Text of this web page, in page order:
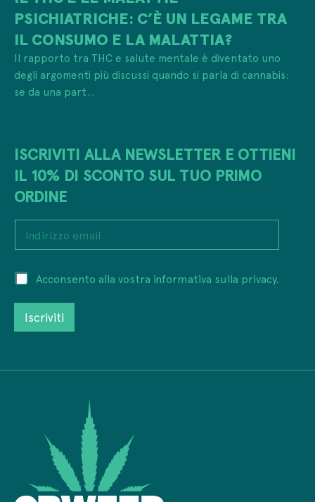
PSICHIATRICHE: C’È UN LEGAME TRA
IL CONSUMO E LA MALATTIA?
Il rapporto tra THC e salute mentale è diventato uno
degli argomenti più discussi quando si parla di cannabis:
se da una part...
ISCRIVITI ALLA NEWSLETTER E OTTIENI
IL 10% DI SCONTO SUL TUO PRIMO
ORDINE
I
d
r
z
o
a
r
v
c
I
P
r
i
a
*
Acconsento alla vostra informativa sulla privacy.
Iscriviti